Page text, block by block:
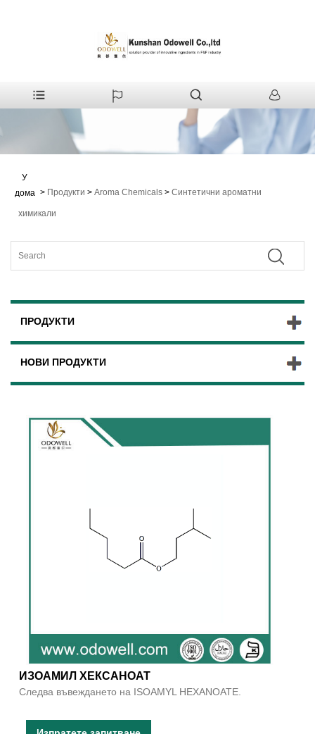
У
дома > Продукти > Aroma Chemicals > Синтетични ароматни
химикали
ПРОДУКТИ
НОВИ ПРОДУКТИ
ИЗОАМИЛ ХЕКСАНОАТ
Следва въвеждането на ISOAMYL HEXANOATE.